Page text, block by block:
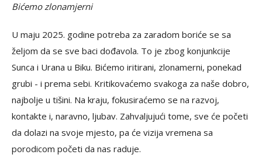
Bićemo zlonamjerni
U maju 2025. godine potreba za zaradom boriće se sa
željom da se sve baci dođavola. To je zbog konjunkcije
Sunca i Urana u Biku. Bićemo iritirani, zlonamerni, ponekad
grubi - i prema sebi. Kritikovaćemo svakoga za naše dobro,
najbolje u tišini. Na kraju, fokusiraćemo se na razvoj,
kontakte i, naravno, ljubav. Zahvaljujući tome, sve će početi
da dolazi na svoje mjesto, pa će vizija vremena sa
porodicom početi da nas raduje.